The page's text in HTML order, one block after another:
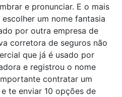
e pronunciar. E o mais
um nome fantasia
por outra empresa de
corretora de seguros não
que já é usado por
e registrou o nome
contratar um
te enviar 10 opções de